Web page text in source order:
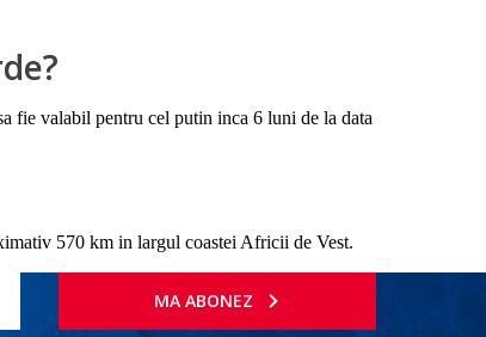
fie valabil pentru cel putin inca 6 luni de la data
570 km in largul coastei Africii de Vest.
MA ABONEZ